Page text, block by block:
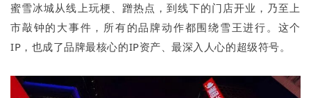
蜜雪冰城从线上玩梗、蹭热点，到线下的门店开业，乃至上
市敲钟的大事件，所有的品牌动作都围绕雪王进行。这个
IP，也成了品牌最核心的IP资产、最深入人心的超级符号。